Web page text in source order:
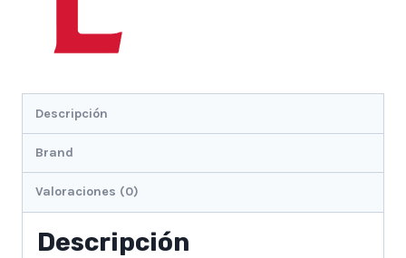
Descripción
Brand
Valoraciones (0)
Descripción